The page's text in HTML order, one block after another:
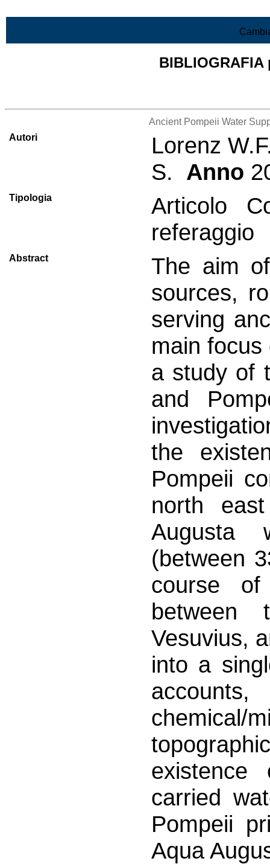
Ancient Pompeii Water
Autori
Lorenz
S.
Anno
Tipologia
Articolo
referaggio
Abstract
The aim
sources,
serving
main
a study of
and
the
Pompeii
north
Augusta
(between
course
between
Vesuvius,
into a
carried
Pompeii
Aqua